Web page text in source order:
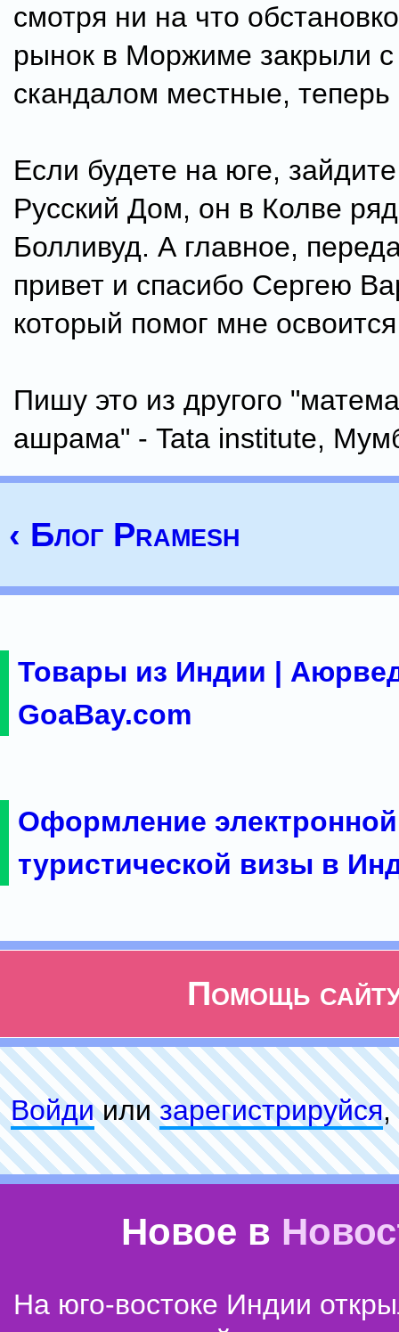
смотря ни на что
рынок в Моржиме закрыли
скандалом местные,
Если будете на юге, зайдите
Русский Дом, он в Колве
Болливуд. А главное,
привет и спасибо Сергею
который помог мне
Пишу это из другого
ашрама" - Tata institute,
‹ Блог Pramesh
Товары из Индии |
GoaBay.com
Оформление электронной
туристической визы в
Помощь
Войдиилизарeгиcтpируйся,
Новое в
На юго-востоке Индии